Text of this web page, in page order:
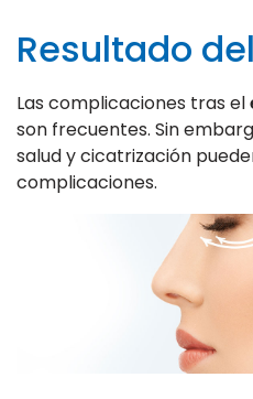
Resultado
Las complicaciones tras el
son frecuentes. Sin
salud y cicatrización
complicaciones.